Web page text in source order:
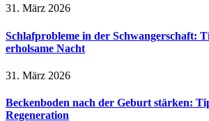
31. März 2026
Schlafprobleme in der Schwangerschaft:
erholsame Nacht
31. März 2026
Beckenboden nach der Geburt stärken:
Regeneration